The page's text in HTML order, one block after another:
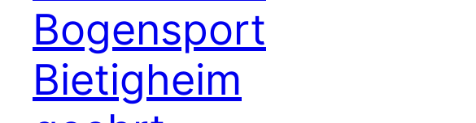
Bogensport
Bietigheim